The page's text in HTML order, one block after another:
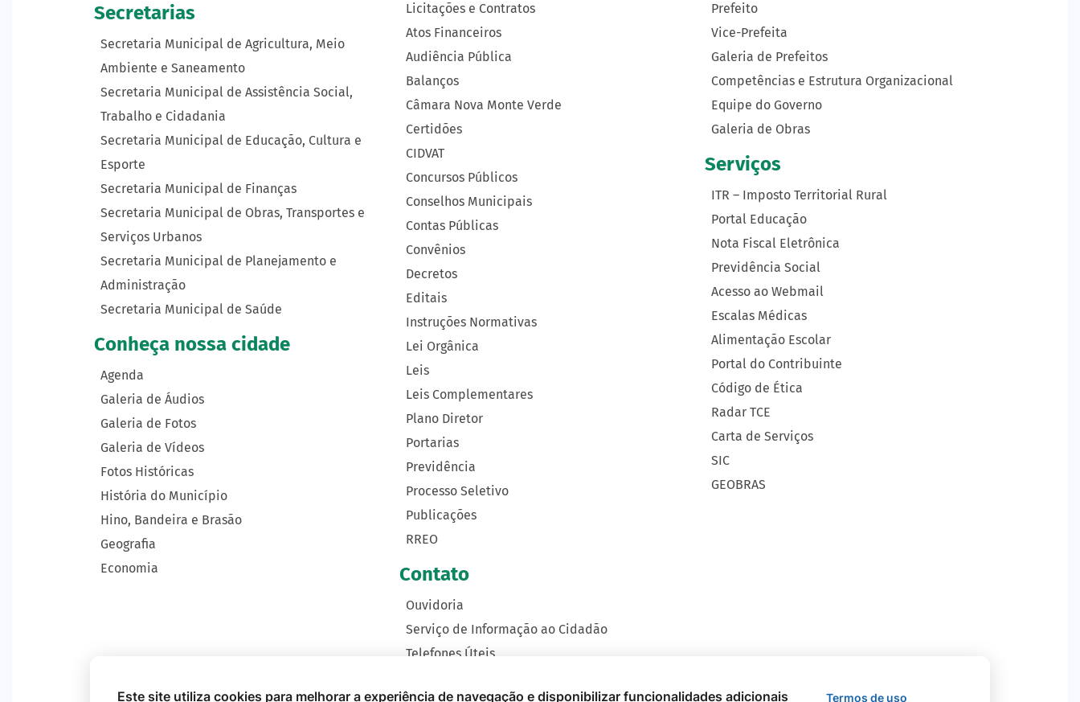
Secretarias
Secretaria Municipal de Agricultura, Meio
Ambiente e Saneamento
Secretaria Municipal de Assistência Social,
Trabalho e Cidadania
Secretaria Municipal de Educação, Cultura e
Esporte
Secretaria Municipal de Finanças
Secretaria Municipal de Obras, Transportes e
Serviços Urbanos
Secretaria Municipal de Planejamento e
Administração
Secretaria Municipal de Saúde
Conheça nossa cidade
Agenda
Galeria de Áudios
Galeria de Fotos
Galeria de Vídeos
Fotos Históricas
História do Município
Hino, Bandeira e Brasão
Geografia
Economia
Licitações e Contratos
Atos Financeiros
Audiência Pública
Balanços
Câmara Nova Monte Verde
Certidões
CIDVAT
Concursos Públicos
Conselhos Municipais
Contas Públicas
Convênios
Decretos
Editais
Instruções Normativas
Lei Orgânica
Leis
Leis Complementares
Plano Diretor
Portarias
Previdência
Processo Seletivo
Publicações
RREO
Contato
Ouvidoria
Serviço de Informação ao Cidadão
Telefones Úteis
Prefeito
Vice-Prefeita
Galeria de Prefeitos
Competências e Estrutura Organizacional
Equipe do Governo
Galeria de Obras
Serviços
ITR – Imposto Territorial Rural
Portal Educação
Nota Fiscal Eletrônica
Previdência Social
Acesso ao Webmail
Escalas Médicas
Alimentação Escolar
Portal do Contribuinte
Código de Ética
Radar TCE
Carta de Serviços
SIC
GEOBRAS
Este site utiliza cookies para melhorar a experiência de navegação e disponibilizar funcionalidades adicionais Termos de uso